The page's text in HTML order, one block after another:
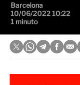
Barcelona
10/06/2022 10:22
1 minuto